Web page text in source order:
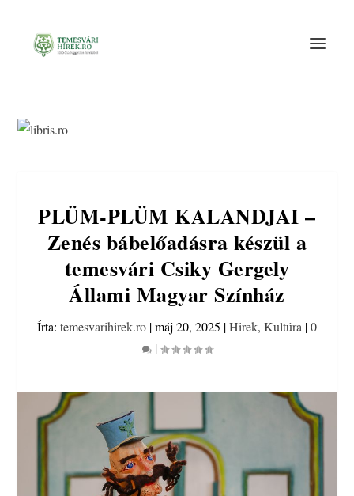
PLÜM-PLÜM KALANDJAI –
Zenés bábelőadásra készül a
temesvári Csiky Gergely
Állami Magyar Színház
Írta: temesvarihirek.ro |máj 20, 2025 |Hirek, Kultúra |0
|